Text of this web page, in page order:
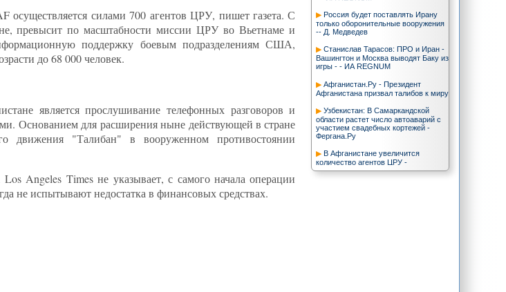
Россия будет поставлять Ирану
только оборонительные вооружения
-- Д. Медведев
Станислав Тарасов: ПРО и Иран -
Вашингтон и Москва выводят Баку из
игры - - ИА REGNUM
Афганистан.Ру - Президент
Афганистана призвал талибов к миру
Узбекистан: В Самаркандской
области растет число автоаварий с
участием свадебных кортежей -
Фергана.Ру
В Афганистане увеличится
количество агентов ЦРУ -
Фергана.Ру
осуществляется силами 700 агентов ЦРУ, пишет газета. С
превысит по масштабности миссии ЦРУ во Вьетнаме и
поддержку боевым подразделениям США,
до 68 000 человек.
является прослушивание телефонных разговоров и
Основанием для расширения ныне действующей в стране
движения "Талибан" в вооруженном противостоянии
Angeles Times не указывает, с самого начала операции
не испытывают недостатка в финансовых средствах.